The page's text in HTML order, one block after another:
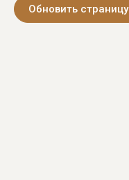
Обновить страницу